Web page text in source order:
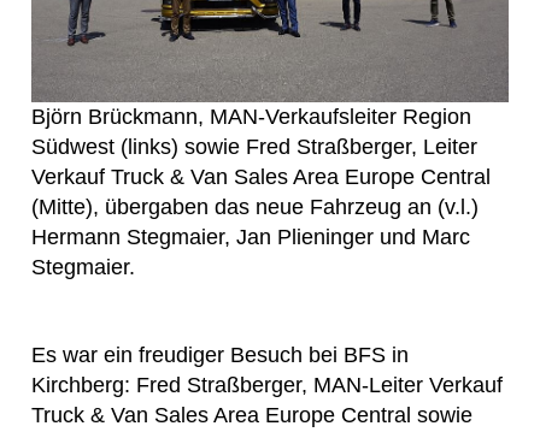
Björn Brückmann, MAN-Verkaufsleiter Region
Südwest (links) sowie Fred Straßberger, Leiter
Verkauf Truck & Van Sales Area Europe Central
(Mitte), übergaben das neue Fahrzeug an (v.l.)
Hermann Stegmaier, Jan Plieninger und Marc
Stegmaier.
Es war ein freudiger Besuch bei BFS in
Kirchberg: Fred Straßberger, MAN-Leiter Verkauf
Truck & Van Sales Area Europe Central sowie